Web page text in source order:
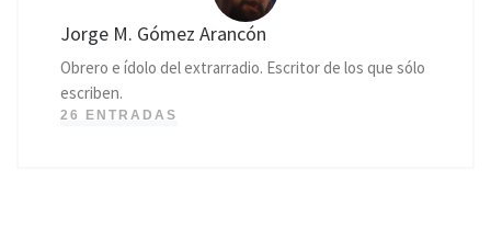
Jorge M. Gómez Arancón
Obrero e ídolo del extrarradio. Escritor de los que sólo
escriben.
26 ENTRADAS